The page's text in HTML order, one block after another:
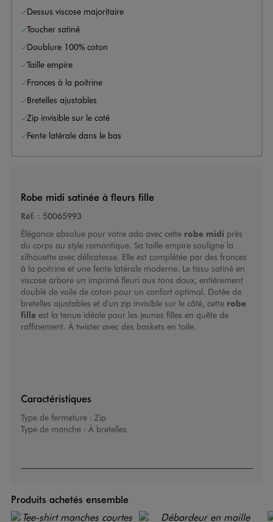
Dessus viscose majoritaire
Toucher satiné
Doublure 100% coton
Taille empire
Fronces à la poitrine
Bretelles ajustables
Zip invisible sur le coté
Fente latérale dans le bas
Robe midi satinée à fleurs fille
Réf. : 50065993
Élégance absolue pour votre ado avec cette robe midi près
du corps au style romantique. Sa taille empire souligne la
silhouette avec délicatesse. Elle est complétée par des fronces
à la poitrine et une fente latérale moderne. Le tissu satiné en
viscose arbore un imprimé fleuri aux tons doux, entièrement
doublé de voile de coton pour un confort optimal. Dotée de
bretelles ajustables et d'un zip invisible sur le côté, cette robe
filleest la tenue idéale pour les jeunes filles en quête de
raffinement. À twister avec des baskets en toile.
Caractéristiques
Type de fermeture : Zip
Type de manche : À bretelles
Produits achetés ensemble